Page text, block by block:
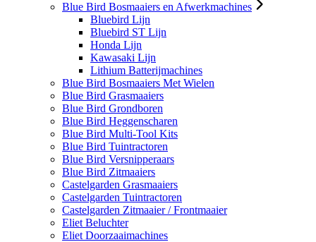
Blue Bird Bosmaaiers en Afwerkmachines
Bluebird Lijn
Bluebird ST Lijn
Honda Lijn
Kawasaki Lijn
Lithium Batterijmachines
Blue Bird Bosmaaiers Met Wielen
Blue Bird Grasmaaiers
Blue Bird Grondboren
Blue Bird Heggenscharen
Blue Bird Multi-Tool Kits
Blue Bird Tuintractoren
Blue Bird Versnipperaars
Blue Bird Zitmaaiers
Castelgarden Grasmaaiers
Castelgarden Tuintractoren
Castelgarden Zitmaaier / Frontmaaier
Eliet Beluchter
Eliet Doorzaaimachines